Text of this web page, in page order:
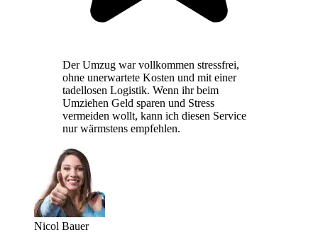
Der Umzug war vollkommen stressfrei,
ohne unerwartete Kosten und mit einer
tadellosen Logistik. Wenn ihr beim
Umziehen Geld sparen und Stress
vermeiden wollt, kann ich diesen Service
nur wärmstens empfehlen.
Nicol Bauer